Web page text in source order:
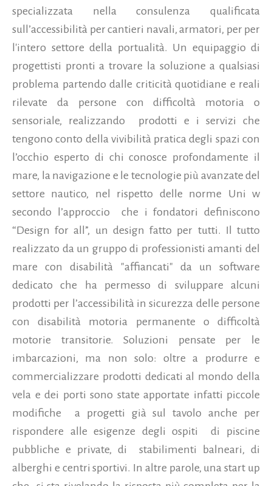
specializzata nella consulenza qualificata
sull’accessibilità per cantieri navali, armatori, per per
l'intero settore della portualità. Un equipaggio di
progettisti pronti a trovare la soluzione a qualsiasi
problema partendo dalle criticità quotidiane e reali
rilevate da persone con difficoltà motoria o
sensoriale, realizzando prodotti e i servizi che
tengono conto della vivibilità pratica degli spazi con
l’occhio esperto di chi conosce profondamente il
mare, la navigazione e le tecnologie più avanzate del
settore nautico, nel rispetto delle norme Uni w
secondo l’approccio che i fondatori definiscono
“Design for all”, un design fatto per tutti. Il tutto
realizzato da un gruppo di professionisti amanti del
mare con disabilità "affiancati" da un software
dedicato che ha permesso di sviluppare alcuni
prodotti per l’accessibilità in sicurezza delle persone
con disabilità motoria permanente o difficoltà
motorie transitorie. Soluzioni pensate per le
imbarcazioni, ma non solo: oltre a produrre e
commercializzare prodotti dedicati al mondo della
vela e dei porti sono state apportate infatti piccole
modifiche a progetti già sul tavolo anche per
rispondere alle esigenze degli ospiti di piscine
pubbliche e private, di stabilimenti balneari, di
alberghi e centri sportivi. In altre parole, una start up